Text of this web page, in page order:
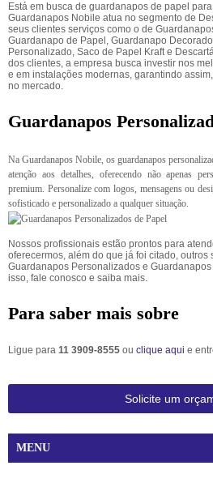
Está em busca de guardanapos de papel
Guardanapos Nobile atua no segmento de
seus clientes serviços como o de
Guardanapo de Papel, Guardanapo
Personalizado, Saco de Papel Kraft e
dos clientes, a empresa busca investir nos
e em instalações modernas, garantindo
no mercado.
Guardanapos
Na Guardanapos Nobile, os guardanapos
atenção aos detalhes, oferecendo não apenas
premium. Personalize com logos, mensagens ou
sofisticado e personalizado a qualquer situação.
Nossos profissionais estão prontos para
oferecermos, além do que já foi citado, outros
Guardanapos Personalizados e
isso, fale conosco e saiba mais.
Para saber mais sobre
Ligue para 11 3909-8555 ou clique aqui e
Solicite um
MENU